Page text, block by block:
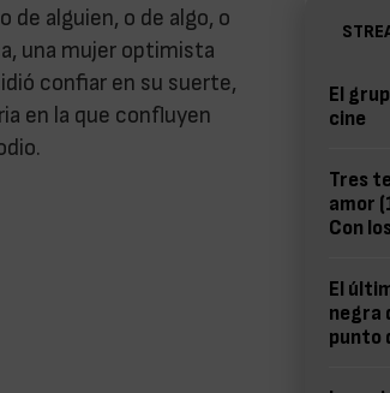
de alguien, o de algo, o
una mujer optimista
confiar en su suerte,
en la que confluyen
El
cine
Tres
amor
Con
El
negra
punto